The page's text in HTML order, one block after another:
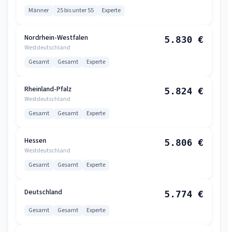
Männer 25 bis unter 55 Experte
Nordrhein-Westfalen
Westdeutschland
5.830 €
Gesamt Gesamt Experte
Rheinland-Pfalz
Westdeutschland
5.824 €
Gesamt Gesamt Experte
Hessen
Westdeutschland
5.806 €
Gesamt Gesamt Experte
Deutschland 5.774 €
Gesamt Gesamt Experte